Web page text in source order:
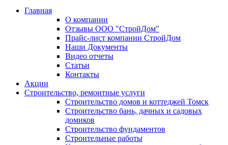
Главная
О компании
Отзывы ООО "СтройДом"
Прайс-лист компании СтройДом
Наши Документы
Видео отчеты
Статьи
Контакты
Акции
Строительство, ремонтные услуги
Строительство домов и коттеджей Томск
Строительство бань, дачных и садовых
домиков
Строительство фундаментов
Строительные работы